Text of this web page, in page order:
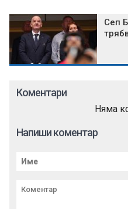
Сеп
Коментари
Няма
Напиши коментар